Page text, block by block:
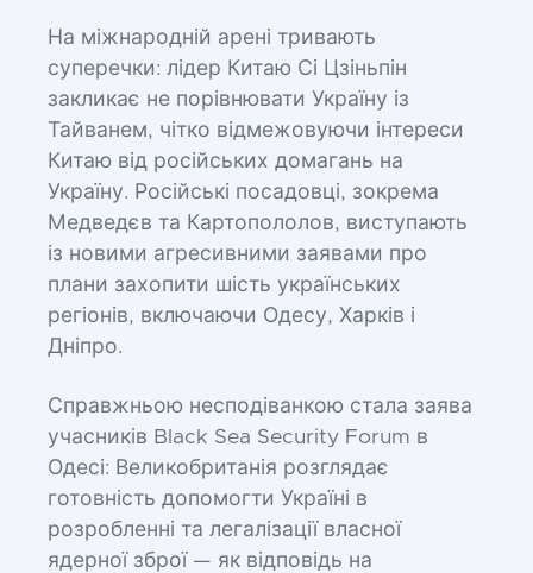
На міжнародній арені тривають
суперечки: лідер Китаю Сі Цзіньпін
закликає не порівнювати Україну із
Тайванем, чітко відмежовуючи інтереси
Китаю від російських домагань на
Україну. Російські посадовці, зокрема
Медведєв та Картопололов, виступають
із новими агресивними заявами про
плани захопити шість українських
регіонів, включаючи Одесу, Харків і
Дніпро.
Справжньою несподіванкою стала заява
учасників Black Sea Security Forum в
Одесі: Великобританія розглядає
готовність допомогти Україні в
розробленні та легалізації власної
ядерної зброї — як відповідь на